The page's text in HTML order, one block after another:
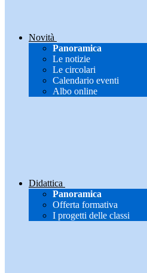
Novità
Panoramica
Le notizie
Le circolari
Calendario eventi
Albo online
Didattica
Panoramica
Offerta formativa
I progetti delle classi